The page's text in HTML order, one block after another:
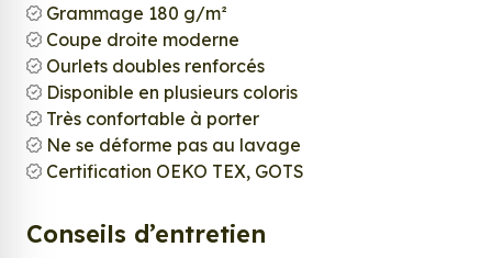
Grammage 180 g/m²
Coupe droite moderne
Ourlets doubles renforcés
Disponible en plusieurs coloris
Très confortable à porter
Ne se déforme pas au lavage
Certification OEKO TEX, GOTS
Conseils d’entretien